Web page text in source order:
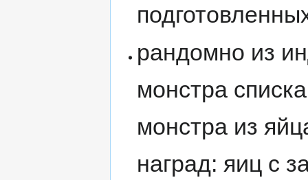
рандомно из
монстра
монстра из
наград: яиц с